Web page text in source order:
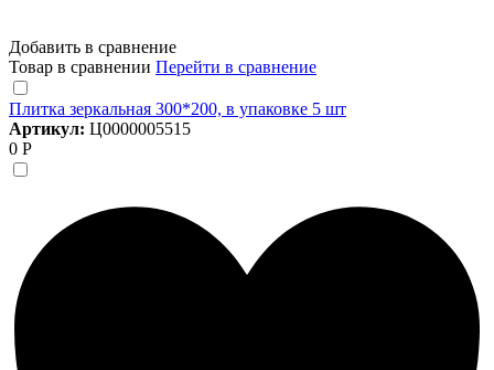
Добавить в сравнение
Товар в сравнении Перейти в сравнение
Плитка зеркальная 300*200, в упаковке 5 шт
Артикул: Ц0000005515
0 Р